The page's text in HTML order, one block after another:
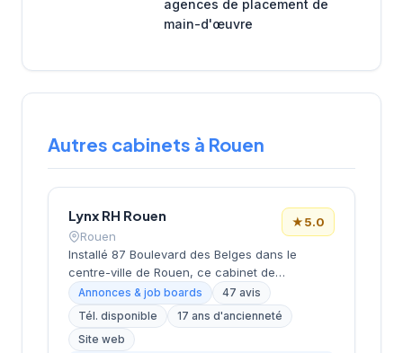
agences de placement de
main-d'œuvre
Autres cabinets à Rouen
Lynx RH Rouen
Rouen
★5.0
Installé 87 Boulevard des Belges dans le
centre-ville de Rouen, ce cabinet de
recrutement développe ses activités de
placement et de conseil en ressources
humaines sous la direction de M. Wirotius. La
structure propose des services d'intérim et de
Annonces & job boards
47 avis
Tél. disponible
17 ans d'ancienneté
Site web